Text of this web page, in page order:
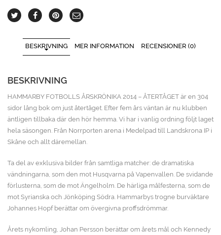
BESKRIVNING MER INFORMATION RECENSIONER (0)
BESKRIVNING
HAMMARBY FOTBOLLS ÅRSKRÖNIKA 2014 – ÅTERTÅGET är en 304
sidor lång bok om just återtåget. Efter fem års väntan är nu klubben
äntligen tillbaka där den hör hemma. Vi har i vanlig ordning följt laget
hela säsongen. Från Norrporten arena i Medelpad till Landskrona IP i
Skåne och allt däremellan.
Ta del av exklusiva bilder från samtliga matcher: de dramatiska
vändningarna, som den mot Husqvarna på Vapenvallen. De svidande
förlusterna, som de mot Ängelholm. De härliga målfesterna, som de
mot Syrianska och Jönköping Södra. Hammarbys trogne burväktare
Johannes Hopf berättar om övergivna proffsdrömmar.
Årets nykomling, Johan Persson berättar om årets mål och Kennedy